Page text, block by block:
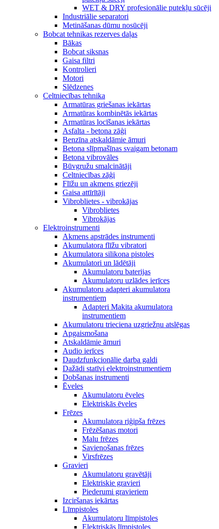
WET & DRY profesionālie putekļu sūcēji
Industriālie separatori
Metināšanas dūmu nosūcēji
Bobcat tehnikas rezerves daļas
Bākas
Bobcat siksnas
Gaisa filtri
Kontrolieri
Motori
Slēdzenes
Celtniecības tehnika
Armatūras griešanas iekārtas
Armatūras kombinētās iekārtas
Armatūras locīšanas iekārtas
Asfalta - betona zāģi
Benzīna atskaldāmie āmuri
Betona slīpmašīnas svaigam betonam
Betona vibrovāles
Būvgružu smalcinātāji
Celtniecības zāģi
Flīžu un akmens griezēji
Gaisa attīrītāji
Vibroblietes - vibrokājas
Vibroblietes
Vibrokājas
Elektroinstrumenti
Akmens apstrādes instrumenti
Akumulatora flīžu vibratori
Akumulatora silikona pistoles
Akumulatori un lādētāji
Akumulatoru baterijas
Akumulatoru uzlādes ierīces
Akumulatoru adapteri akumulatora
instrumentiem
Adapteri Makita akumulatora
instrumentiem
Akumulatoru trieciena uzgriežņu atslēgas
Apgaismošana
Atskaldāmie āmuri
Audio ierīces
Daudzfunkcionālie darba galdi
Dažādi statīvi elektroinstrumentiem
Dobšanas instrumenti
Ēveles
Akumulatoru ēveles
Elektriskās ēveles
Frēzes
Akumulatora riģipša frēzes
Frēzēšanas motori
Malu frēzes
Savienošanas frēzes
Virsfrēzes
Gravieri
Akumulatoru gravētāji
Elektriskie gravieri
Piederumi gravieriem
Izciršanas iekārtas
Līmpistoles
Akumulatoru līmpistoles
Elektriskās līmpistoles